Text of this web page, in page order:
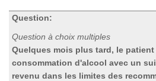
Question:
Question à choix multiples
Quelques mois plus tard, le
consommation d'alcool avec un
revenu dans les limites des